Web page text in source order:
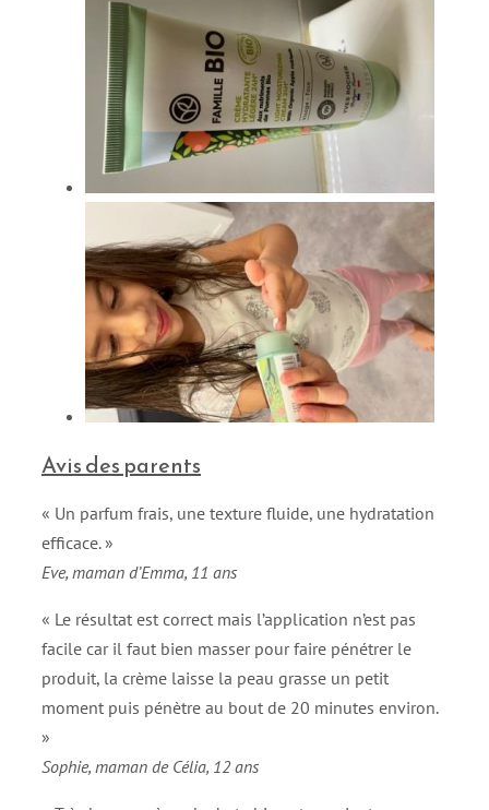
Avis des parents
« Un parfum frais, une texture fluide, une hydratation
efficace. »
Eve, maman d’Emma, 11 ans
« Le résultat est correct mais l’application n’est pas
facile car il faut bien masser pour faire pénétrer le
produit, la crème laisse la peau grasse un petit
moment puis pénètre au bout de 20 minutes environ.
»
Sophie, maman de Célia, 12 ans